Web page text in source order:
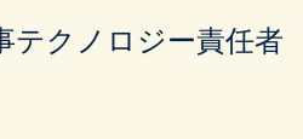
クノロジー責任者